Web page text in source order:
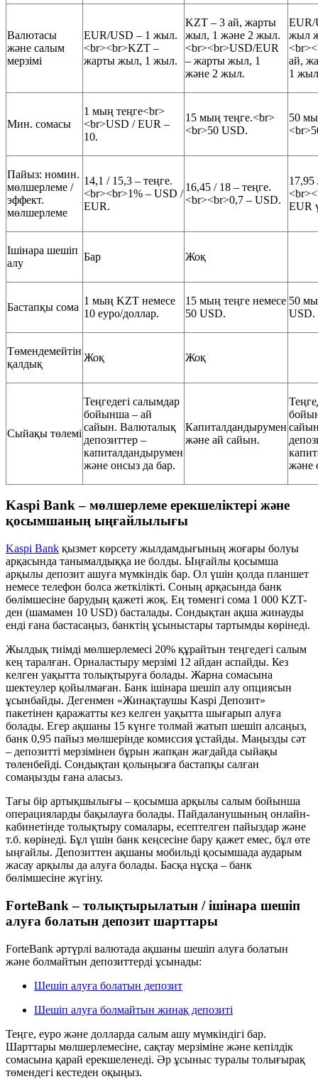
Валютасы
және салым
мерзімі
EUR/USD – 1 жыл.
<br><br>KZT –
жарты жыл, 1 жыл.
KZT – 3 ай, жарты
жыл, 1 және 2 жыл.
<br><br>USD/EUR
– жарты жыл, 1
және 2 жыл.
EUR/
жыл
ай,
1
Мин. сомасы
1 мың теңге<br>
<br>USD / EUR –
10.
15 мың теңге.<br>
<br>50 USD.
50
Пайыз: номин.
мөлшерлеме /
эффект.
мөлшерлеме
14,1 / 15,3 – теңге.
<br><br>1% – USD /
EUR.
16,45 / 18 – теңге.
<br><br>0,7 – USD.
17,95
EUR
Ішінара шешіп
алу
Бар Жоқ
Бастапқы сома
1 мың KZT немесе
10 еуро/доллар.
15 мың теңге немесе
50 USD.
50
USD.
Төмендемейтін
қалдық
Жоқ Жоқ
Сыйақы төлемі
Теңгедегі салымдар
бойынша – ай
сайын. Валюталық
депозиттер –
капиталдандырумен
және онсыз да бар.
Капиталдандырумен
және ай сайын.
және
Kaspi Bank – мөлшерлеме ерекшеліктері және
қосымшаның ыңғайлылығы
Kaspi Bank қызмет көрсету жылдамдығының жоғары болуы
арқасында танымалдыққа ие болды. Ыңғайлы қосымша
арқылы депозит ашуға мүмкіндік бар. Ол үшін қолда планшет
немесе телефон болса жеткілікті. Соның арқасында банк
бөлімшесіне барудың қажеті жоқ. Ең төменгі сома 1 000 KZT-
ден (шамамен 10 USD) басталады. Сондықтан ақша жинауды
енді ғана бастасаңыз, банктің ұсыныстары тартымды көрінеді.
Жылдық тиімді мөлшерлемесі 20% құрайтын теңгедегі салым
кең таралған. Орналастыру мерзімі 12 айдан аспайды. Кез
келген уақытта толықтыруға болады. Жарна сомасына
шектеулер қойылмаған. Банк ішінара шешіп алу опциясын
ұсынбайды. Дегенмен «Жинақтаушы Kaspi Депозит»
пакетінен қаражатты кез келген уақытта шығарып алуға
болады. Егер ақшаны 15 күнге толмай жатып шешіп алсаңыз,
банк 0,95 пайыз мөлшерінде комиссия ұстайды. Маңызды сәт
– депозитті мерзімінен бұрын жапқан жағдайда сыйақы
төленбейді. Сондықтан қолыңызға бастапқы салған
сомаңызды ғана аласыз.
Тағы бір артықшылығы – қосымша арқылы салым бойынша
операцияларды бақылауға болады. Пайдаланушының онлайн-
кабинетінде толықтыру сомалары, есептелген пайыздар және
т.б. көрінеді. Бұл үшін банк кеңсесіне бару қажет емес, бұл өте
ыңғайлы. Депозиттен ақшаны мобильді қосымшада аударым
жасау арқылы да алуға болады. Басқа нұсқа – банк
бөлімшесіне жүгіну.
ForteBank – толықтырылатын / ішінара шешіп
алуға болатын депозит шарттары
ForteBank әртүрлі валютада ақшаны шешіп алуға болатын
және болмайтын депозиттерді ұсынады:
Шешіп алуға болатын депозит
Шешіп алуға болмайтын жинақ депозиті
Теңге, еуро және долларда салым ашу мүмкіндігі бар.
Шарттары мөлшерлемесіне, сақтау мерзіміне және кепілдік
сомасына қарай ерекшеленеді. Әр ұсыныс туралы толығырақ
төмендегі кестеден оқыңыз.